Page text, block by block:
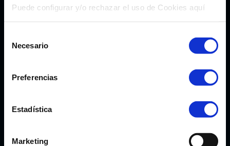
Puede configurar y/o rechazar el uso de Cookies aquí
Necesario
Preferencias
Estadística
Marketing
CORREO
CLOUD PC Y OFFICE
Microsoft 365 Pymes/Enterprise